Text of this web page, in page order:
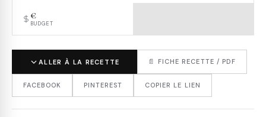
€
BUDGET
ALLER À LA RECETTE 📄 FICHE RECETTE / PDF
FACEBOOK PINTEREST COPIER LE LIEN